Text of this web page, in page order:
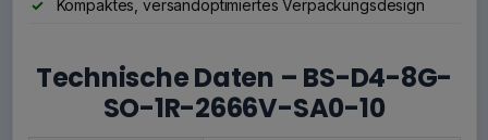
Kompaktes, versandoptimiertes Verpackungsdesign
Technische Daten – BS-D4-8G-
SO-1R-2666V-SA0-10